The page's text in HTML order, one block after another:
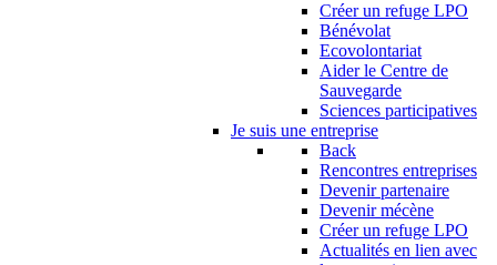
Créer un refuge LPO
Bénévolat
Ecovolontariat
Aider le Centre de
Sauvegarde
Sciences participatives
Je suis une entreprise
Back
Rencontres entreprises
Devenir partenaire
Devenir mécène
Créer un refuge LPO
Actualités en lien avec